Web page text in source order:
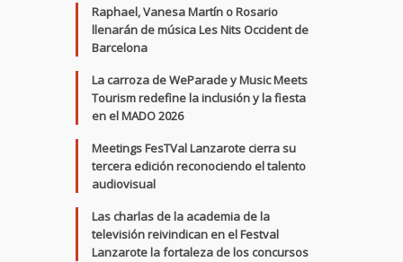
Raphael, Vanesa Martín o Rosario
llenarán de música Les Nits Occident de
Barcelona
La carroza de WeParade y Music Meets
Tourism redefine la inclusión y la fiesta
en el MADO 2026
Meetings FesTVal Lanzarote cierra su
tercera edición reconociendo el talento
audiovisual
Las charlas de la academia de la
televisión reivindican en el Festval
Lanzarote la fortaleza de los concursos